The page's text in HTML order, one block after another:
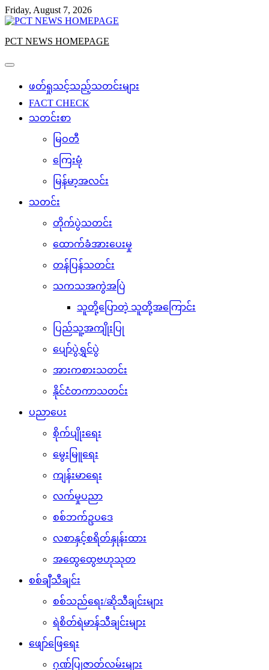
Skip
to
Friday, August 7, 2026
PCT NEWS HOMEPAGE
ဖတ်ရှုသင့်သည့်သတင်းများ
FACT CHECK
သတင်းစာ
မြဝတီ
ကြေးမုံ
မြန်မာ့အလင်း
သတင်း
တိုက်ပွဲသတင်း
ထောက်ခံအားပေးမှု
တန်ပြန်သတင်း
သကသအကွဲအပြဲ
သူတို့ပြောတဲ့ သူတို့အကြောင်း
ပြည်သူ့အကျိုးပြု
ပျော်ပွဲရွှင်ပွဲ
အားကစားသတင်း
နိုင်ငံတကာသတင်း
ပညာပေး
စိုက်ပျိုးရေး
မွေးမြူရေး
ကျန်းမာရေး
လက်မှုပညာ
စစ်ဘက်ဥပဒေ
လစာနှင့်စရိတ်နှုန်းထား
အထွေထွေဗဟုသုတ
စစ်ချီသီချင်း
စစ်သည်ရေး/ဆိုသီချင်းများ
ရဲစိတ်ရဲမာန်သီချင်းများ
ဖျော်ဖြေရေး
ဂုဏ်ပြုဇာတ်လမ်းများ